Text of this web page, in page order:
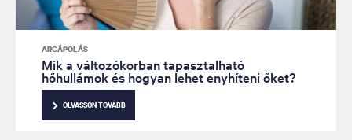
ARCÁPOLÁS
Mik a változókorban tapasztalható
hőhullámok és hogyan lehet enyhíteni őket?
OLVASSON TOVÁBB